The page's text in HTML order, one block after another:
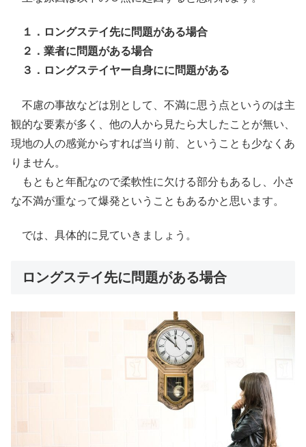
１．ロングステイ先に問題がある場合
２．業者に問題がある場合
３．ロングステイヤー自身にに問題がある
不慮の事故などは別として、不満に思う点というのは主
観的な要素が多く、他の人から見たら大したことが無い、
現地の人の感覚からすれば当り前、ということも少なくあ
りません。
もともと年配なので柔軟性に欠ける部分もあるし、小さ
な不満が重なって爆発ということもあるかと思います。
では、具体的に見ていきましょう。
ロングステイ先に問題がある場合